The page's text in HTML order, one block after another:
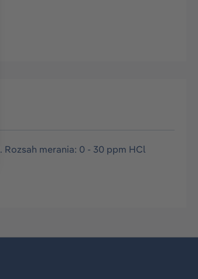
merania: 0 - 30 ppm HCl